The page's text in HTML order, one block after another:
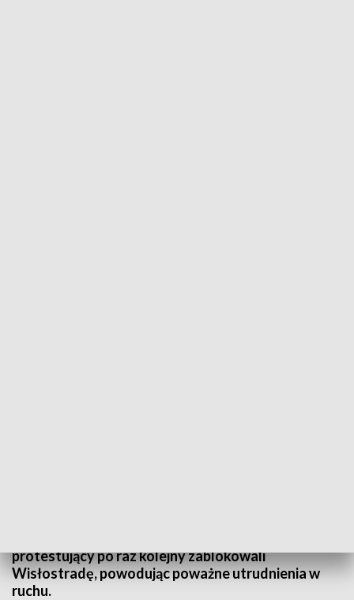
protestujący po raz kolejny zablokowali
Wisłostradę, powodując poważne utrudnienia w
ruchu.